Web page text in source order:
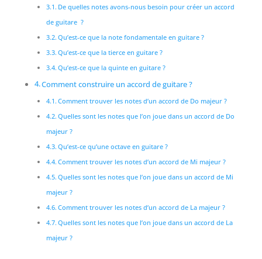
De quelles notes avons-nous besoin pour créer un accord
de guitare ?
Qu’est-ce que la note fondamentale en guitare ?
Qu’est-ce que la tierce en guitare ?
Qu’est-ce que la quinte en guitare ?
Comment construire un accord de guitare ?
Comment trouver les notes d’un accord de Do majeur ?
Quelles sont les notes que l’on joue dans un accord de Do
majeur ?
Qu’est-ce qu’une octave en guitare ?
Comment trouver les notes d’un accord de Mi majeur ?
Quelles sont les notes que l’on joue dans un accord de Mi
majeur ?
Comment trouver les notes d’un accord de La majeur ?
Quelles sont les notes que l’on joue dans un accord de La
majeur ?